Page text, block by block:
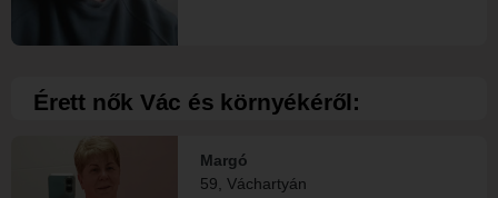
Érett nők Vác és környékéről:
Margó
59, Váchartyán